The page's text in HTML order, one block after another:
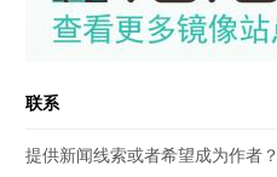
联系
提供新闻线索或者希望成为作者？